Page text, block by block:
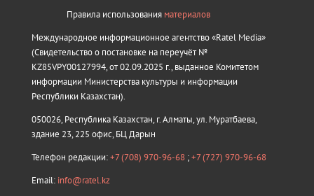
Правила использования материалов
Международное информационное агентство «Ratel Media»
(Свидетельство о постановке на переучёт №
KZ85VPY00127994, от 02.09.2025 г., выданное Комитетом
информации Министерства культуры и информации
Республики Казахстан).
050026, Республика Казахстан, г. Алматы, ул. Муратбаева,
здание 23, 225 офис, БЦ Дарын
Телефон редакции:+7 (708) 970-96-68 ;+7 (727) 970-96-68
Email: info@ratel.kz